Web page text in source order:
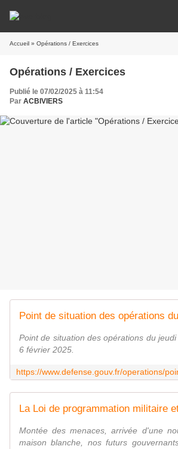
Accueil » Opérations / Exercices
Opérations / Exercices
Publié le 07/02/2025 à 11:54
Par ACBIVIERS
Point de situation des opérations du
6 février 2025.
Montée des menaces, arrivée d'une
maison blanche, nos futurs